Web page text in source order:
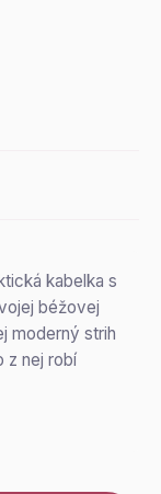
kabelka s
béžovej
moderný strih
z nej robí